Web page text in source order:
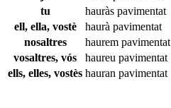
tu
hauràs pavimentat
ell, ella, vostè
haurà pavimentat
nosaltres
haurem pavimentat
vosaltres, vós
haureu pavimentat
ells, elles, vostès hauran pavimentat